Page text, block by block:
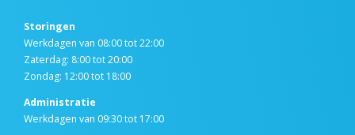
Storingen
Werkdagen van 08:00 tot 22:00
Zaterdag: 8:00 tot 20:00
Zondag: 12:00 tot 18:00
Administratie
Werkdagen van 09:30 tot 17:00